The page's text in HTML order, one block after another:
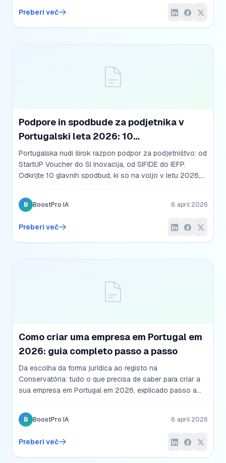
Preberi več
Podpore in spodbude za podjetnika v
Portugalski leta 2026: 10
najpomembnejših
Portugalska nudi širok razpon podpor za podjetništvo: od
StartUP Voucher do SI Inovacija, od SIFIDE do IEFP.
Odkrijte 10 glavnih spodbud, ki so na voljo v letu 2026,
B BoostPro IA 6. april 2026
Preberi več
Como criar uma empresa em Portugal em
2026: guia completo passo a passo
Da escolha da forma jurídica ao registo na
Conservatória: tudo o que precisa de saber para criar a
sua empresa em Portugal em 2026, explicado passo a
B BoostPro IA 6. april 2026
Preberi več